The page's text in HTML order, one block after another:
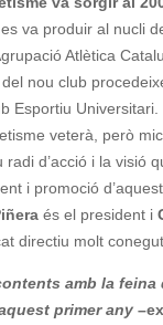
va produir al nucli
Atlètica
nou club
Esportiu
veterà, però
radi d’acció i la visió
i promoció
és el president i
directiu molt
amb la feina
primer any